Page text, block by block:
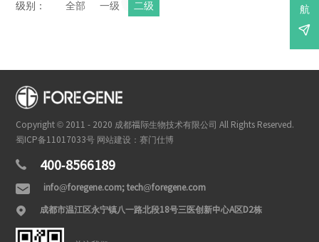
航

级别： 全部 一级 二级
Copyright © 2011 - 2020 成都福际生物技术有限公司 All Rights Reserved.
蜀ICP备11017033号 网站建设：赛门仕博
 400-8566189
 info@foregene.com; tech@foregene.com
 成都市温江区永宁镇八一路北段18号三医创新中心A区D2栋